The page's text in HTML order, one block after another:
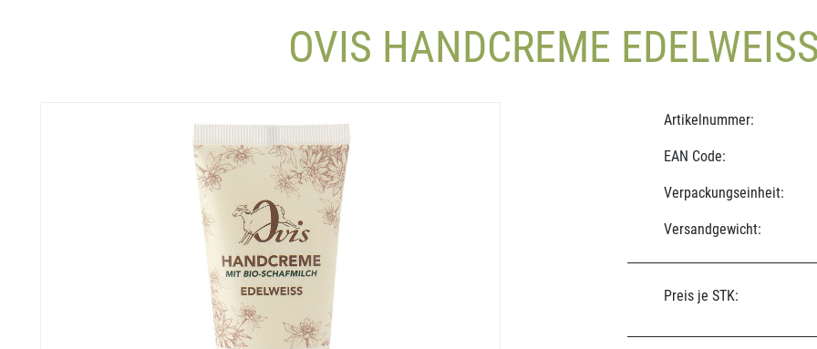
OVIS HANDCREME
Artikelnummer:
EAN Code:
Verpackungseinheit:
Versandgewicht:
Preis je STK: